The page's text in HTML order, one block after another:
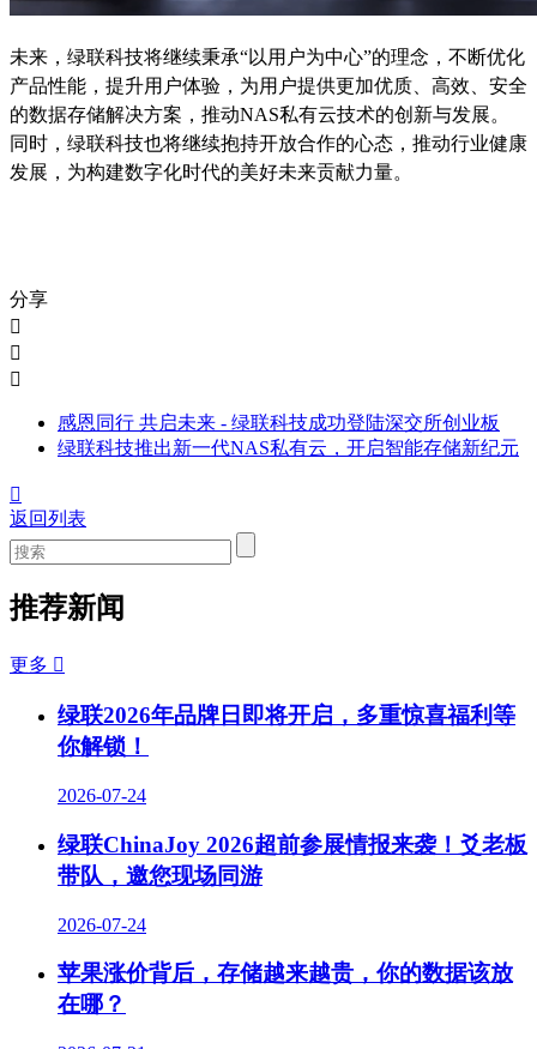
未来，绿联科技将继续秉承“以用户为中心”的理念，不断优化
产品性能，提升用户体验，为用户提供更加优质、高效、安全
的数据存储解决方案，推动NAS私有云技术的创新与发展。
同时，绿联科技也将继续抱持开放合作的心态，推动行业健康
发展，为构建数字化时代的美好未来贡献力量。
分享



感恩同行 共启未来 - 绿联科技成功登陆深交所创业板
绿联科技推出新一代NAS私有云，开启智能存储新纪元

返回列表
推荐新闻
更多 
绿联2026年品牌日即将开启，多重惊喜福利等
你解锁！
2026-07-24
绿联ChinaJoy 2026超前参展情报来袭！爻老板
带队，邀您现场同游
2026-07-24
苹果涨价背后，存储越来越贵，你的数据该放
在哪？